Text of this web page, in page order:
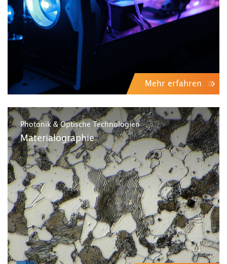
Mehr erfahren
Photonik & Optische Technologien
Materialographie